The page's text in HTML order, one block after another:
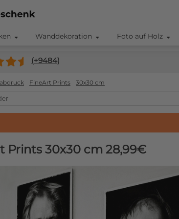
Wanddekoration Foto auf Holz
(+9484)
FineArt Prints 30x30 cm
Prints 30x30 cm 28,99€